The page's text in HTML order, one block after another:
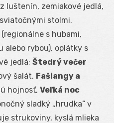
luštenín, zemiakové jedlá,
stolmi.
(regionálne s hubami,
alebo rybou), oplátky s
jedlá; Štedrý večer
šalát. Fašiangy a
hojnosť, Veľká noc
sladký „hrudka“ v
strukoviny, kyslá mlieka